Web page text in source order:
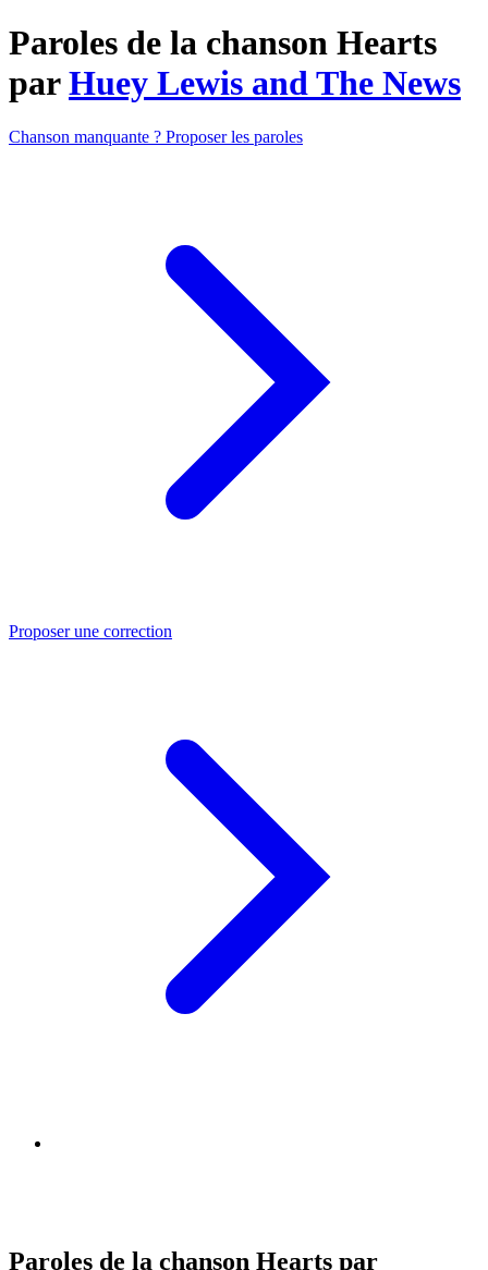
Paroles de la chanson Hearts
parHuey Lewis and The News
Chanson manquante ? Proposer les paroles
Proposer une correction
Paroles de la chanson Hearts par